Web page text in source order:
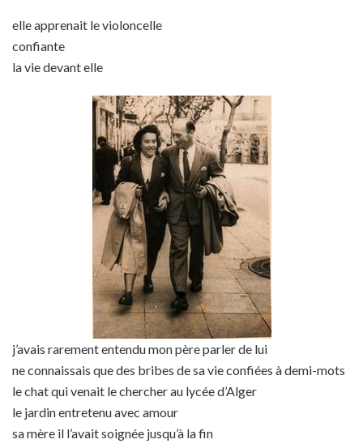
elle apprenait le violoncelle
confiante
la vie devant elle
j’avais rarement entendu mon père parler de lui
ne connaissais que des bribes de sa vie confiées à demi-mots
le chat qui venait le chercher au lycée d’Alger
le jardin entretenu avec amour
sa mère il l’avait soignée jusqu’à la fin